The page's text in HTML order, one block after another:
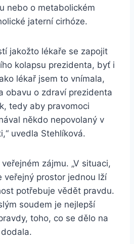
nebo o metabolickém
jaterní cirhóze.
jakožto lékaře se zapojit
kolapsu prezidenta, byť i
lékař jsem to vnímala,
obavu o zdraví prezidenta
tedy aby pravomoci
někdo nepovolaný v
uvedla Stehlíková.
zájmu. „V situaci,
veřejný prostor jednou lží
potřebuje vědět pravdu.
soudem je nejlepší
toho, co se dělo na